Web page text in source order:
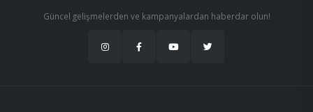
Güncel gelişmelerden ve kampanyalardan haberdar olun!